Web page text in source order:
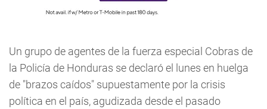
Un grupo de agentes de la fuerza especial Cobras de
la Policía de Honduras se declaró el lunes en huelga
de "brazos caídos" supuestamente por la crisis
política en el país, agudizada desde el pasado